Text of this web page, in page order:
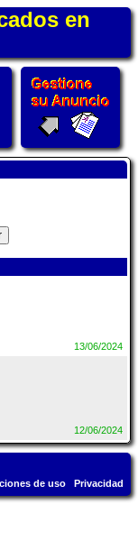
en
13/06/2024
12/06/2024
de uso Privacidad